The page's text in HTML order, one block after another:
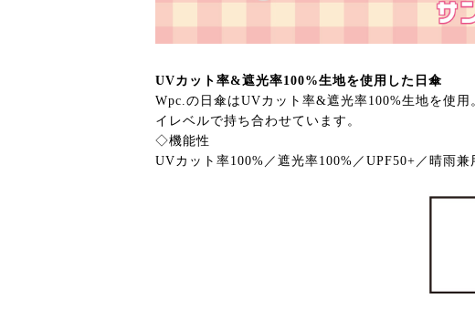
UVカット率&遮光率100%生地を使用した日傘
Wpc.の日傘はUVカット率&遮光率100%生地を使
イレベルで持ち合わせています。
◇機能性
UVカット率100%／遮光率100%／UPF50+／晴雨